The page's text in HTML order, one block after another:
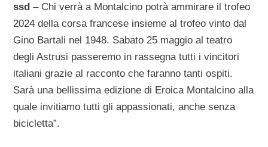
ssd – Chi verrà a Montalcino potrà ammirare il trofeo
2024 della corsa francese insieme al trofeo vinto dal
Gino Bartali nel 1948. Sabato 25 maggio al teatro
degli Astrusi passeremo in rassegna tutti i vincitori
italiani grazie al racconto che faranno tanti ospiti.
Sarà una bellissima edizione di Eroica Montalcino alla
quale invitiamo tutti gli appassionati, anche senza
bicicletta”.